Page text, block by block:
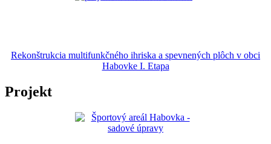
Rekonštrukcia multifunkčného ihriska a spevnených plôch v obci
Habovke I. Etapa
Projekt